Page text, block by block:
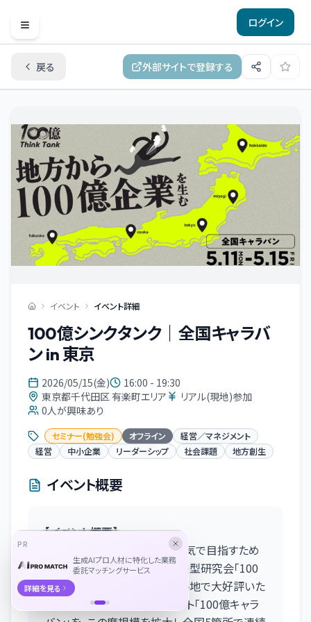
Open menu
ログイン
戻る 外部サイトで登録する
イベント イベント詳細
100億シンクタンク｜全国キャラバ
ン in 東京
2026/05/15(金)
16:00 - 19:30
東京都千代田区 有楽町エリア
リアル(現地)参加
0人が興味あり
セミナー(勉強会) オフライン
経営／マネジメント
経営
中小企業 リーダーシップ 社会課題 地方創生
イベント概要
【イベント概要】
地方企業が売上100億円を本気で目指すため
の、経営者と経営チームの実践型研究会「100
億シンクタンク」は、これまで各地で大好評いた
だいておりましたリアルイベント「100億キャラ
PR
生成AIプロ人材に特化した業務
委託マッチングサービス
詳細を見る